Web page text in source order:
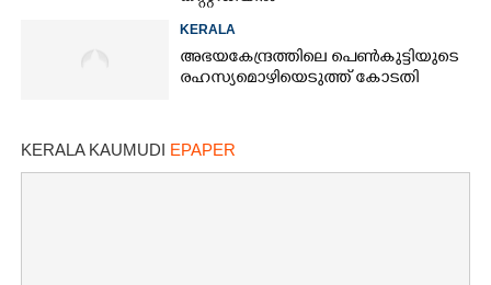
KERALA
അഭയകേന്ദ്രത്തിലെ പെൺകുട്ടിയുടെ
രഹസ്യമൊഴിയെടുത്ത് കോടതി
KERALA KAUMUDI EPAPER